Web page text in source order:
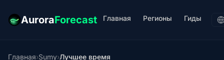
AuroraForecast Главная Регионы Гиды
Главная›Sumy›Лучшее время